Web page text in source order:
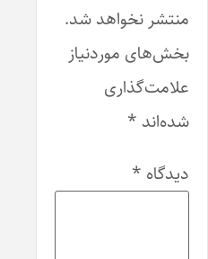
منتشر نخواهد شد.
بخش‌های موردنیاز
علامت‌گذاری
شده‌اند *
دیدگاه *